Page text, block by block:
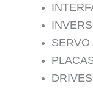
SERVO
DRIVES